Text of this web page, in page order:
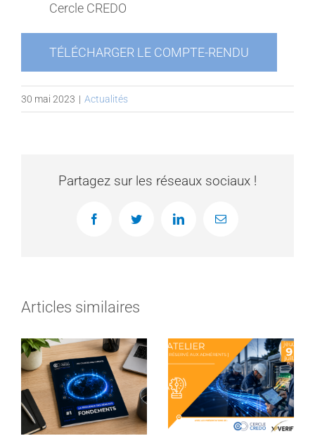
Cercle CREDO
TÉLÉCHARGER LE COMPTE-RENDU
30 mai 2023 | Actualités
Partagez sur les réseaux sociaux !
FacebookTwitter LinkedInEmail
Articles similaires